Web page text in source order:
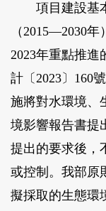
項目建設基本
（2015—2030
2023年重點推進
計〔2023〕160
施將對水環境、
境影響報告書提
提出的要求後，
或控制。我部原
擬採取的生態環